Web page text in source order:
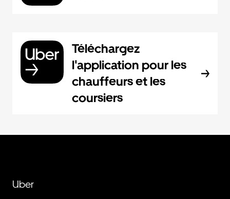
Téléchargez
l'application pour les
chauffeurs et les
coursiers
Uber